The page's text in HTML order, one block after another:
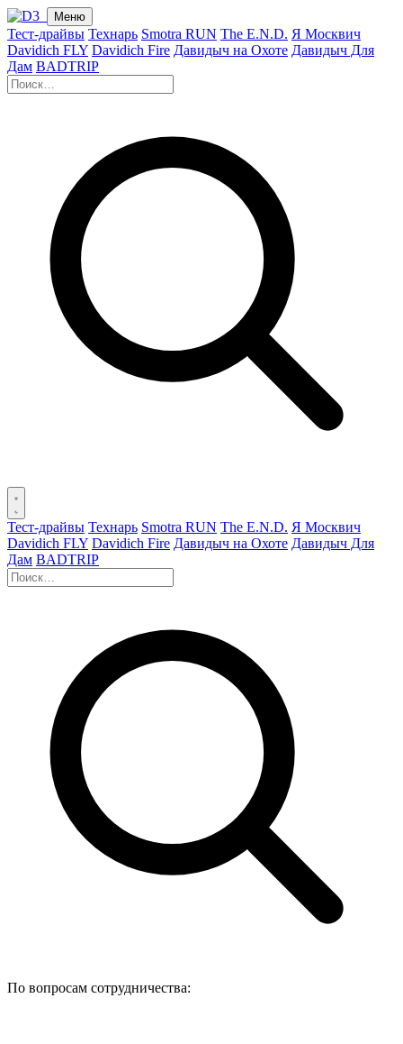
Меню
Тест-драйвы Технарь Smotra RUN The E.N.D. Я Москвич
Davidich FLY Davidich Fire Давидыч на Охоте Давидыч Для
Дам BADTRIP
Тест-драйвы Технарь Smotra RUN The E.N.D. Я Москвич
Davidich FLY Davidich Fire Давидыч на Охоте Давидыч Для
Дам BADTRIP
По вопросам сотрудничества: